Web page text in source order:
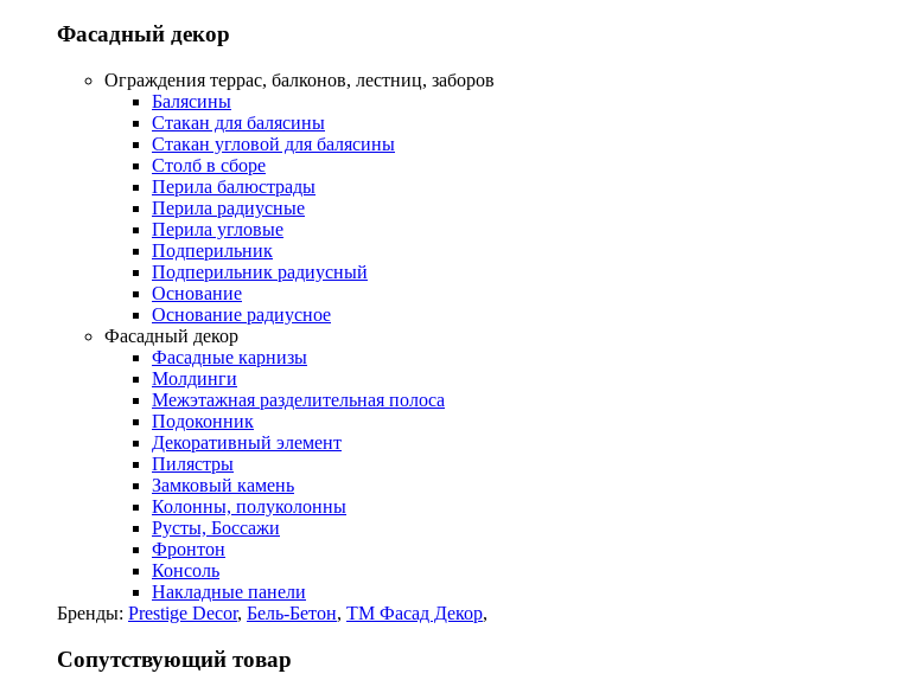
Фасадный декор
Oграждения террас, балконов, лестниц, заборов
Балясины
Стакан для балясины
Стакан угловой для балясины
Столб в сборе
Перила балюстрады
Перила радиусные
Перила угловые
Подперильник
Подперильник радиусный
Основание
Основание радиусное
Фасадный декор
Фасадные карнизы
Молдинги
Межэтажная разделительная полоса
Подоконник
Декоративный элемент
Пилястры
Замковый камень
Колонны, полуколонны
Русты, Боссажи
Фронтон
Консоль
Накладные панели
Бренды: Prestige Decor, Бель-Бетон, ТМ Фасад Декор,
Сопутствующий товар